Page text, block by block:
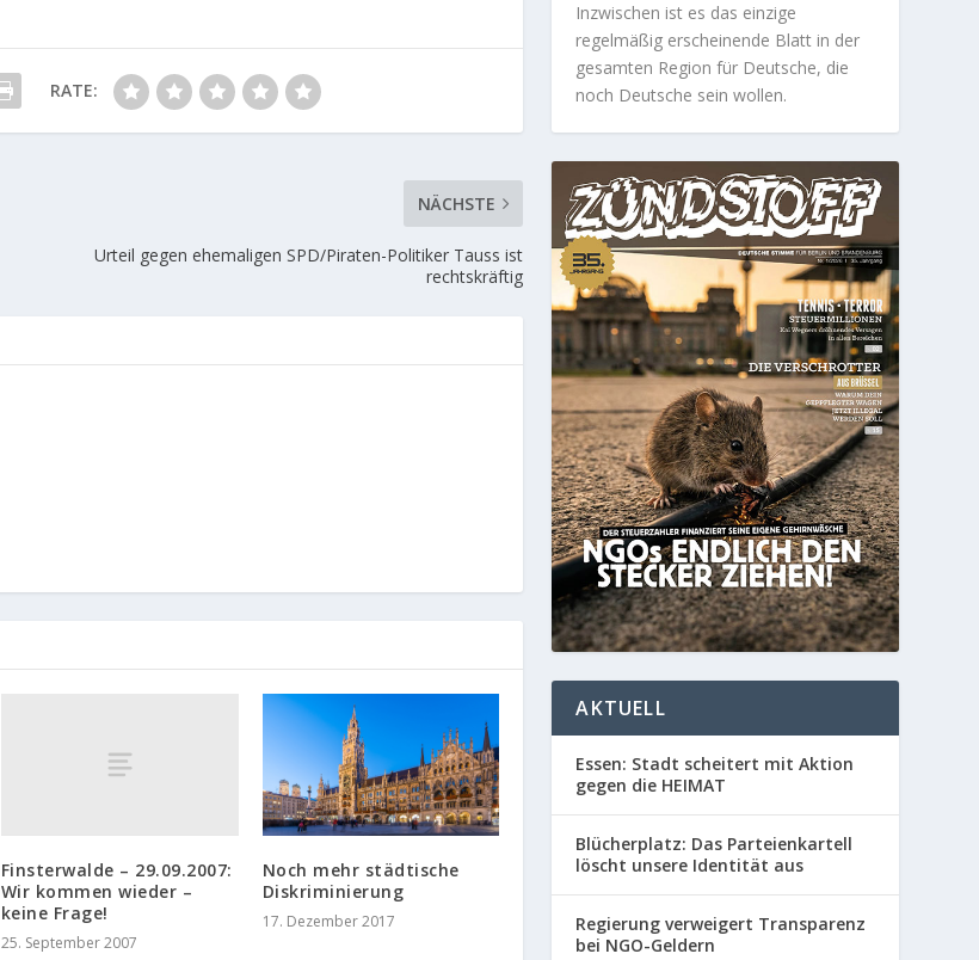
RATE:
NÄCHSTE
Urteil gegen ehemaligen SPD/Piraten-Politiker Tauss ist
rechtskräftig
Finsterwalde – 29.09.2007:
Wir kommen wieder –
keine Frage!
25. September 2007
Noch mehr städtische
Diskriminierung
17. Dezember 2017
Inzwischen ist es das einzige
regelmäßig erscheinende Blatt in der
gesamten Region für Deutsche, die
noch Deutsche sein wollen.
AKTUELL
Essen: Stadt scheitert mit Aktion
gegen die HEIMAT
Blücherplatz: Das Parteienkartell
löscht unsere Identität aus
Regierung verweigert Transparenz
bei NGO-Geldern